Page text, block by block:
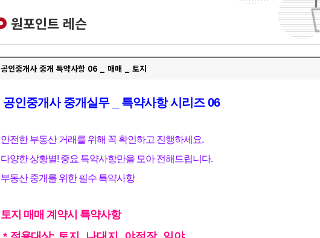
원포인트 레슨
공인중개사 중개 특약사항 06 _ 매매 _ 토지
공인중개사 중개실무 _ 특약사항 시리즈 06
안전한 부동산 거래를 위해 꼭 확인하고 진행하세요.
다양한 상황별! 중요 특약사항만을 모아 전해드립니다.
부동산 중개를 위한 필수 특약사항
토지 매매 계약시 특약사항